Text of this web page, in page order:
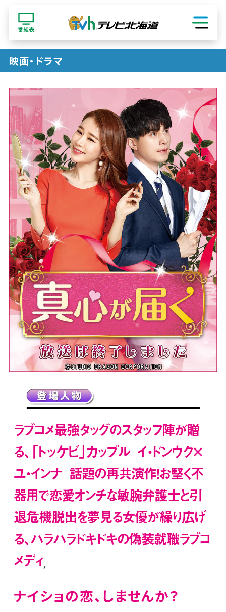
映画・ドラマ
ラブコメ最強タッグのスタッフ陣が贈
る、「トッケビ」カップル イ・ドンウク×
ユ・インナ 話題の再共演作！お堅く不
器用で恋愛オンチな敏腕弁護士と引
退危機脱出を夢見る女優が繰り広げ
る、ハラハラドキドキの偽装就職ラブコ
メディ
ナイショの恋、しませんか？